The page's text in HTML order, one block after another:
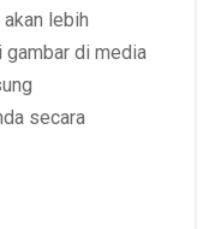
lebih
gambar di media
secara